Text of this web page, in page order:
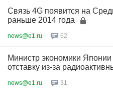
Связь 4G появится на
раньше 2014 года
news@e1.ru 62
Министр экономики
отставку из-за
news@e1.ru 31